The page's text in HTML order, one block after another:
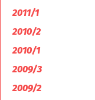
2011/1
2010/2
2010/1
2009/3
2009/2